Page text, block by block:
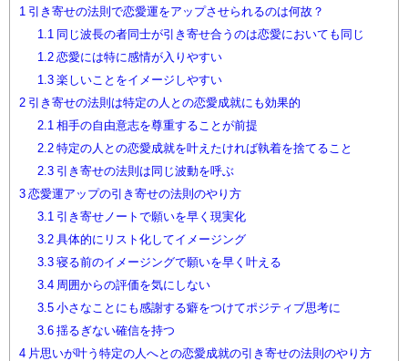
1
引き寄せの法則で恋愛運をアップさせられるのは何故？
1.1
同じ波長の者同士が引き寄せ合うのは恋愛においても同じ
1.2恋愛には特に感情が入りやすい
1.3楽しいことをイメージしやすい
2 引き寄せの法則は特定の人との恋愛成就にも効果的
2.1 相手の自由意志を尊重することが前提
2.2特定の人との恋愛成就を叶えたければ執着を捨てること
2.3引き寄せの法則は同じ波動を呼ぶ
3 恋愛運アップの引き寄せの法則のやり方
3.1
引き寄せノートで願いを早く現実化
3.2具体的にリスト化してイメージング
3.3寝る前のイメージングで願いを早く叶える
3.4周囲からの評価を気にしない
3.5小さなことにも感謝する癖をつけてポジティブ思考に
3.6揺るぎない確信を持つ
4 片思いが叶う特定の人へとの恋愛成就の引き寄せの法則のやり方